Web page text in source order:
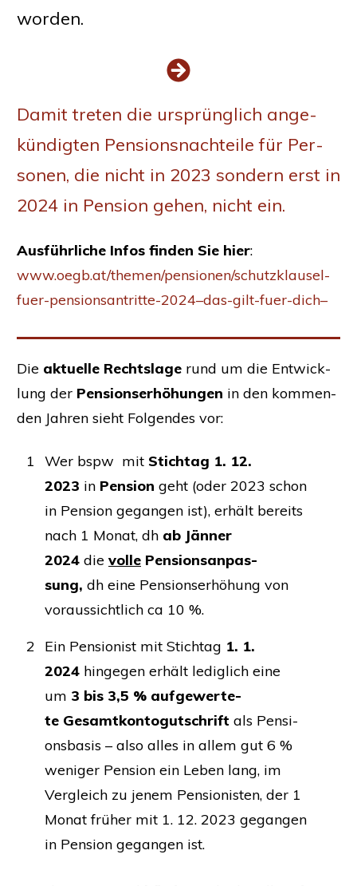
worden.
Damit tre­ten die ursprüng­lich ange­
kün­dig­ten Pen­si­ons­nach­tei­le für Per­
so­nen, die nicht in 2023 son­dern erst in
2024 in Pen­si­on gehen, nicht ein.
Aus­führ­li­che Infos fin­den Sie hier:
www.oegb.at/themen/pensionen/schutzklausel-
fuer-pensionsantritte-2024–das-gilt-fuer-dich–
Die aktu­el­le Rechts­la­ge rund um die Ent­wick­
lung der Pen­si­ons­er­hö­hun­gen in den kom­men­
den Jah­ren sieht Fol­gen­des vor:
1 Wer bspw mit Stich­tag 1. 12.
2023 in Pen­si­on geht (oder 2023 schon
in Pen­si­on gegan­gen ist), erhält bereits
nach 1 Monat, dh ab Jän­ner
2024 die vol­le Pen­si­ons­an­pas­
sung, dh eine Pen­si­ons­er­hö­hung von
vor­aus­sicht­lich ca 10 %.
2
Ein Pen­sio­nist mit Stich­tag 1. 1.
2024 hin­ge­gen erhält ledig­lich eine
um 3 bis 3,5 % auf­ge­wer­te­
te Gesamt­kon­to­gut­schrift als Pen­si­
ons­ba­sis – also alles in allem gut 6 %
weni­ger Pen­si­on ein Leben lang, im
Ver­gleich zu jenem Pen­sio­nis­ten, der 1
Monat frü­her mit 1. 12. 2023 gegan­gen
in Pen­si­on gegan­gen ist.